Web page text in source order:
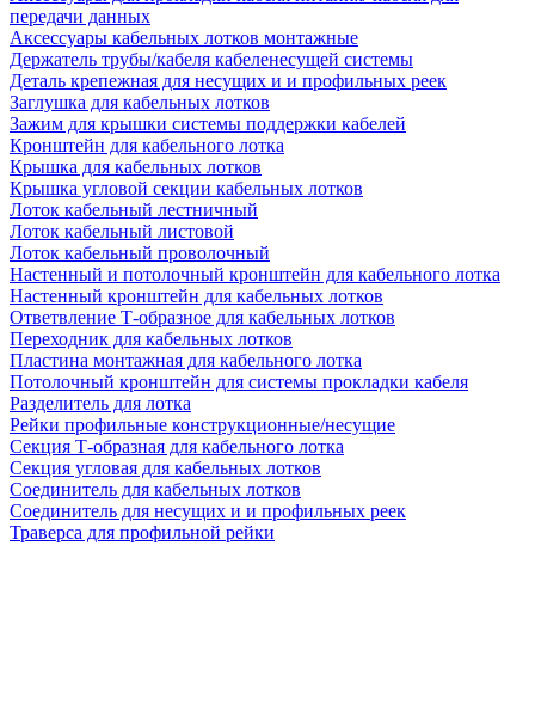
передачи данных
Аксессуары кабельных лотков монтажные
Держатель трубы/кабеля кабеленесущей системы
Деталь крепежная для несущих и и профильных реек
Заглушка для кабельных лотков
Зажим для крышки системы поддержки кабелей
Кронштейн для кабельного лотка
Крышка для кабельных лотков
Крышка угловой секции кабельных лотков
Лоток кабельный лестничный
Лоток кабельный листовой
Лоток кабельный проволочный
Настенный и потолочный кронштейн для кабельного лотка
Настенный кронштейн для кабельных лотков
Ответвление Т-образное для кабельных лотков
Переходник для кабельных лотков
Пластина монтажная для кабельного лотка
Потолочный кронштейн для системы прокладки кабеля
Разделитель для лотка
Рейки профильные конструкционные/несущие
Секция Т-образная для кабельного лотка
Секция угловая для кабельных лотков
Соединитель для кабельных лотков
Соединитель для несущих и и профильных реек
Траверса для профильной рейки